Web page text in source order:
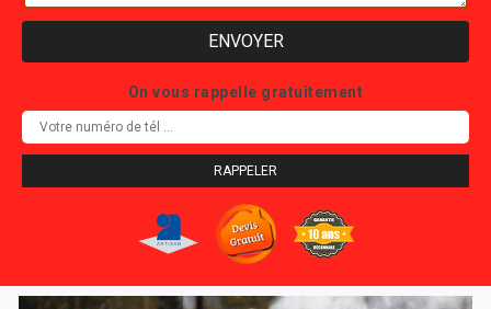
On vous rappelle gratuitement